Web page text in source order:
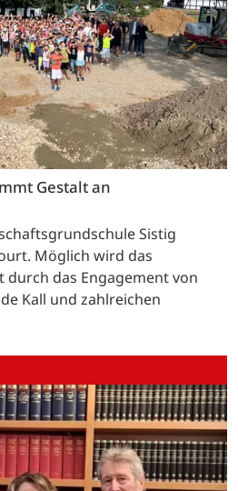
Gestalt an
Sistig
Möglich wird das
das Engagement von
Kall und zahlreichen